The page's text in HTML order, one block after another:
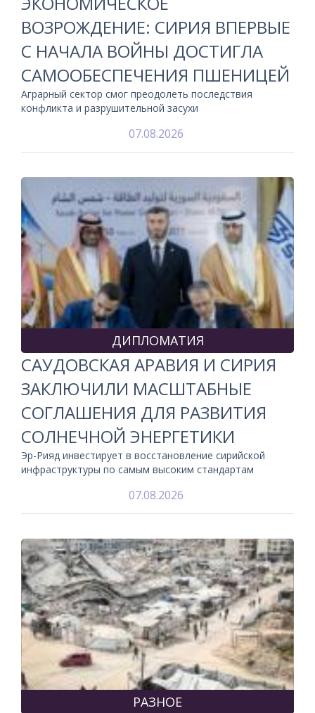
ВОЗРОЖДЕНИЕ: СИРИЯ ВПЕРВЫЕ
С НАЧАЛА ВОЙНЫ ДОСТИГЛА
САМООБЕСПЕЧЕНИЯ ПШЕНИЦЕЙ
Аграрный сектор смог преодолеть последствия
конфликта и разрушительной засухи
07.08.2026
ДИПЛОМАТИЯ
САУДОВСКАЯ АРАВИЯ И СИРИЯ
ЗАКЛЮЧИЛИ МАСШТАБНЫЕ
СОГЛАШЕНИЯ ДЛЯ РАЗВИТИЯ
СОЛНЕЧНОЙ ЭНЕРГЕТИКИ
Эр-Рияд инвестирует в восстановление сирийской
инфраструктуры по самым высоким стандартам
07.08.2026
РАЗНОЕ